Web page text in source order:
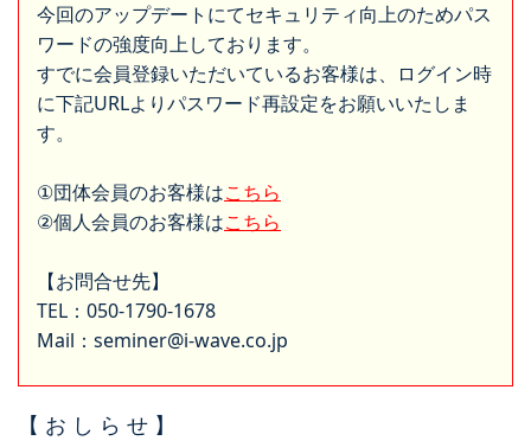
今回のアップデートにてセキュリティ向上のためパス
ワードの強度向上しております。
すでに会員登録いただいているお客様は、ログイン時
に下記URLよりパスワード再設定をお願いいたしま
す。
①団体会員のお客様はこちら
②個人会員のお客様はこちら
【お問合せ先】
TEL：050-1790-1678
Mail：seminer@i-wave.co.jp
【 お し ら せ 】